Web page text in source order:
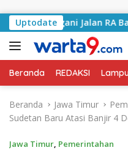
UptodateJalan RA Basyid,
Beranda REDAKSI
Beranda Jawa Timur
Sudetan Baru Atasi Banjir 4
Jawa Timur, Pemerintahan